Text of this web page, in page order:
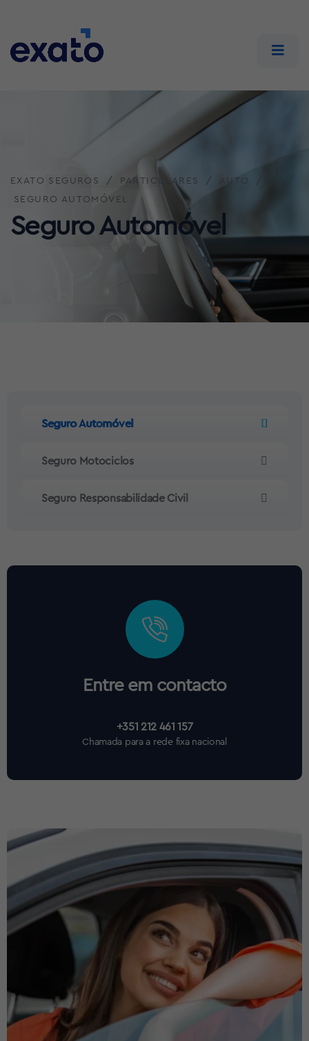
EXATO SEGUROS PARTICULARES
AUTO
SEGURO AUTOMÓVEL
Seguro Automóvel
Seguro Automóvel
Seguro Motociclos
Seguro Responsabilidade Civil
Entre em contacto
+351 212 461 157
Chamada para a rede fixa nacional